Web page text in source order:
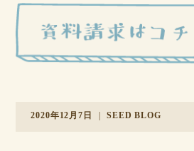
2020年12月7日 | SEED BLOG